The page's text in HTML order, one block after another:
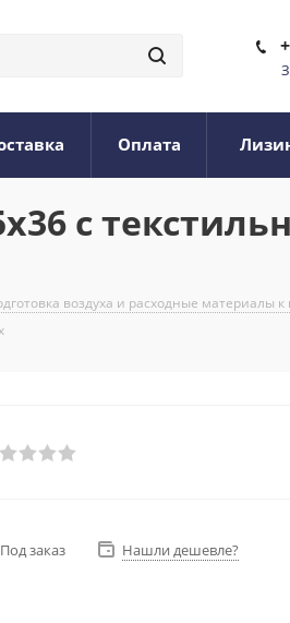
Оплата
с
воздуха и расходные материалы
Под заказ Нашли дешевле?